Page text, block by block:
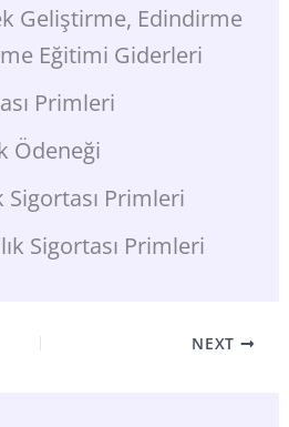
Geliştirme, Edindirme
Eğitimi Giderleri
Primleri
Ödeneği
Primleri
Sigortası Primleri
NEXT